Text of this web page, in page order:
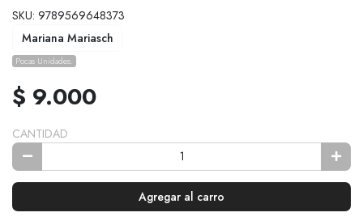
SKU: 9789569648373
Mariana Mariasch
Pocas Unidades.
$ 9.000
CANTIDAD
Agregar al carro